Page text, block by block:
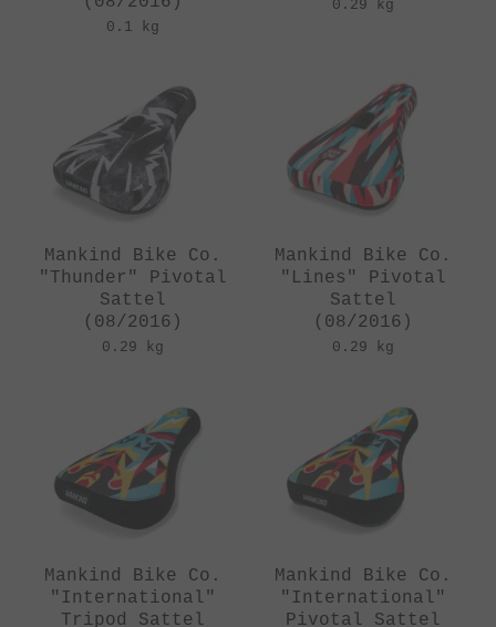
0.1 kg
0.29 kg
Mankind Bike Co.
"Thunder" Pivotal
Sattel
(08/2016)
0.29 kg
Mankind Bike Co.
"Lines" Pivotal
Sattel
(08/2016)
0.29 kg
Mankind Bike Co.
"International"
Tripod Sattel
Mankind Bike Co.
"International"
Pivotal Sattel